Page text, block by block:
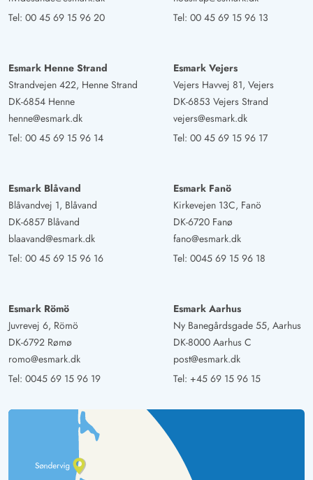
Tel: 00 45 69 15 96 20
Tel: 00 45 69 15 96 13
Esmark Henne Strand
Strandvejen 422, Henne Strand
DK-6854 Henne
henne@esmark.dk
Tel: 00 45 69 15 96 14
Esmark Vejers
Vejers Havvej 81, Vejers
DK-6853 Vejers Strand
vejers@esmark.dk
Tel: 00 45 69 15 96 17
Esmark Blåvand
Blåvandvej 1, Blåvand
DK-6857 Blåvand
blaavand@esmark.dk
Tel: 00 45 69 15 96 16
Esmark Fanö
Kirkevejen 13C, Fanö
DK-6720 Fanø
fano@esmark.dk
Tel: 0045 69 15 96 18
Esmark Römö
Juvrevej 6, Römö
DK-6792 Rømø
romo@esmark.dk
Tel: 0045 69 15 96 19
Esmark Aarhus
Ny Banegårdsgade 55, Aarhus
DK-8000 Aarhus C
post@esmark.dk
Tel: +45 69 15 96 15